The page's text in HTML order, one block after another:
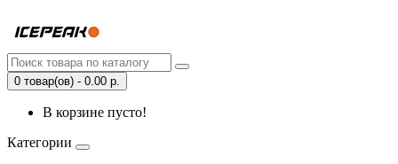
0 товар(ов) - 0.00 р.
В корзине пусто!
Категории